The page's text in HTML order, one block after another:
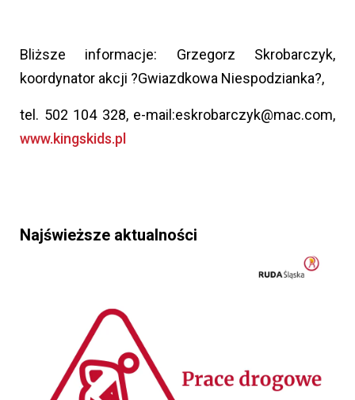
Bliższe informacje: Grzegorz Skrobarczyk,
koordynator akcji ?Gwiazdkowa Niespodzianka?,
tel. 502 104 328, e-mail:eskrobarczyk@mac.com,
www.kingskids.pl
Najświeższe aktualności